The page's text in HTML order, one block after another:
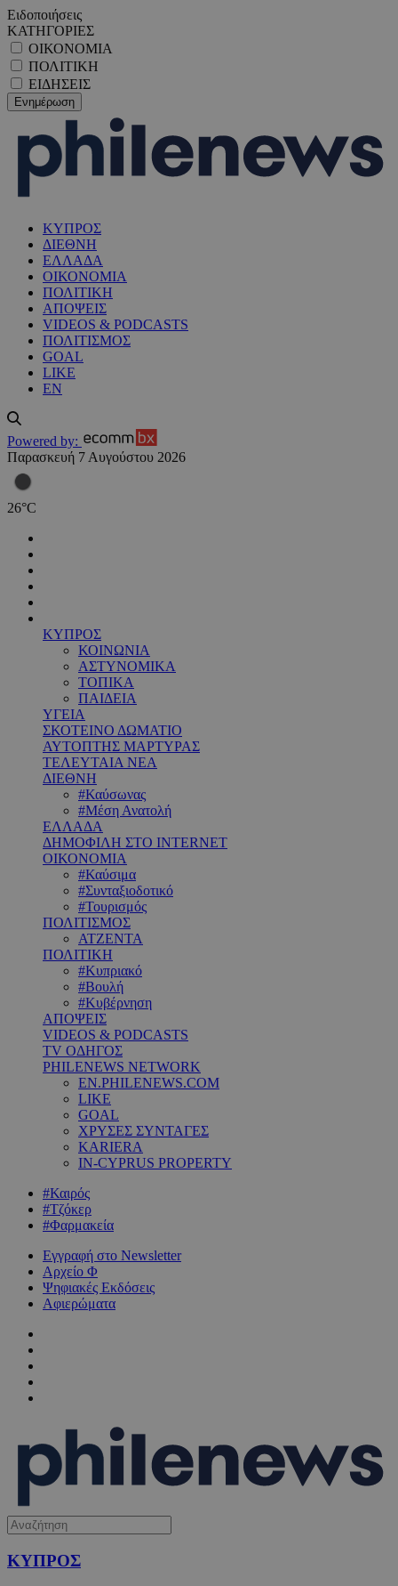
Ειδοποιήσεις
ΚΑΤΗΓΟΡΙΕΣ
ΟΙΚΟΝΟΜΙΑ
ΠΟΛΙΤΙΚΗ
ΕΙΔΗΣΕΙΣ
ΚΥΠΡΟΣ
ΔΙΕΘΝΗ
ΕΛΛΑΔΑ
ΟΙΚΟΝΟΜΙΑ
ΠΟΛΙΤΙΚΗ
ΑΠΟΨΕΙΣ
VIDEOS & PODCASTS
ΠΟΛΙΤΙΣΜΟΣ
GOAL
LIKE
EN
Powered by:
Παρασκευή 7 Αυγούστου 2026
26°C
ΚΥΠΡΟΣ
ΚΟΙΝΩΝΙΑ
ΑΣΤΥΝΟΜΙΚΑ
ΤΟΠΙΚΑ
ΠΑΙΔΕΙΑ
ΥΓΕΙΑ
ΣΚΟΤΕΙΝΟ ΔΩΜΑΤΙΟ
ΑΥΤΟΠΤΗΣ ΜΑΡΤΥΡΑΣ
ΤΕΛΕΥΤΑΙΑ ΝΕΑ
ΔΙΕΘΝΗ
#Καύσωνας
#Μέση Ανατολή
ΕΛΛΑΔΑ
ΔΗΜΟΦΙΛΗ ΣΤΟ INTERNET
ΟΙΚΟΝΟΜΙΑ
#Καύσιμα
#Συνταξιοδοτικό
#Τουρισμός
ΠΟΛΙΤΙΣΜΟΣ
ΑΤΖΕΝΤΑ
ΠΟΛΙΤΙΚΗ
#Κυπριακό
#Βουλή
#Κυβέρνηση
ΑΠΟΨΕΙΣ
VIDEOS & PODCASTS
TV ΟΔΗΓΟΣ
PHILENEWS NETWORK
EN.PHILENEWS.COM
LIKE
GOAL
ΧΡΥΣΕΣ ΣΥΝΤΑΓΕΣ
KARIERA
IN-CYPRUS PROPERTY
#Καιρός
#Τζόκερ
#Φαρμακεία
Εγγραφή στο Newsletter
Αρχείο Φ
Ψηφιακές Εκδόσεις
Αφιερώματα
ΚΥΠΡΟΣ